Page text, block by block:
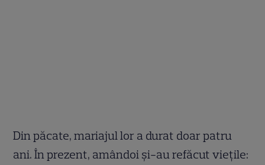
Din păcate, mariajul lor a durat doar patru
ani. În prezent, amândoi și-au refăcut viețile: